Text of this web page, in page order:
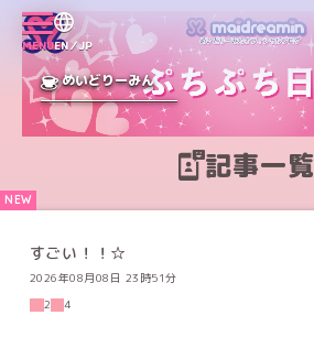
MENUEN／JP
めいどりーみん
記事一覧
すごい！！☆
2026年08月08日 23時51分
2
4